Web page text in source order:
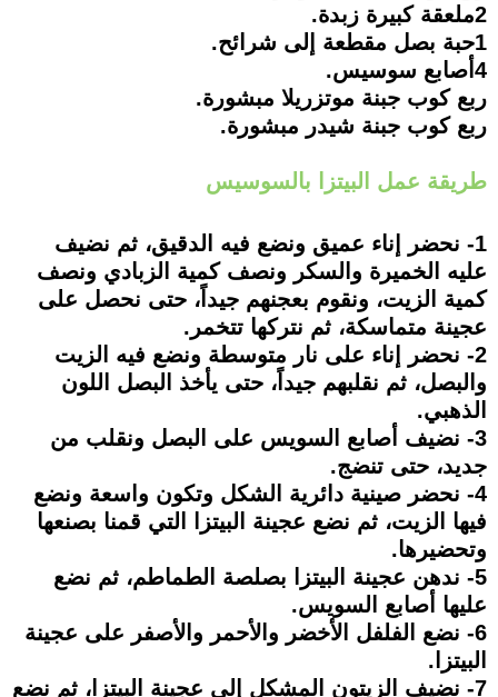
2ملعقة كبيرة زبدة.
1حبة بصل مقطعة إلى شرائح.
4أصابع سوسيس.
ربع كوب جبنة موتزريلا مبشورة.
ربع كوب جبنة شيدر مبشورة.
طريقة عمل البيتزا بالسوسيس
1- نحضر إناء عميق ونضع فيه الدقيق، ثم نضيف
عليه الخميرة والسكر ونصف كمية الزبادي ونصف
كمية الزيت، ونقوم بعجنهم جيداً، حتى نحصل على
عجينة متماسكة، ثم نتركها تتخمر.
2- نحضر إناء على نار متوسطة ونضع فيه الزيت
والبصل، ثم نقلبهم جيداً، حتى يأخذ البصل اللون
الذهبي.
3- نضيف أصابع السويس على البصل ونقلب من
جديد، حتى تنضج.
4- نحضر صينية دائرية الشكل وتكون واسعة ونضع
فيها الزيت، ثم نضع عجينة البيتزا التي قمنا بصنعها
وتحضيرها.
5- ندهن عجينة البيتزا بصلصة الطماطم، ثم نضع
عليها أصابع السويس.
6- نضع الفلفل الأخضر والأحمر والأصفر على عجينة
البيتزا.
7- نضيف الزيتون المشكل إلى عجينة البيتزا، ثم نضع